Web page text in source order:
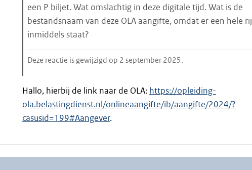
een P biljet. Wat omslachtig in deze digitale tijd. Wat is de
bestandsnaam van deze OLA aangifte, omdat er een hele rij
inmiddels staat?
Deze reactie is gewijzigd op 2 september 2025.
citaat
Hallo, hierbij de link naar de OLA: https://opleiding-
ola.belastingdienst.nl/onlineaangifte/ib/aangifte/2024/?
casusid=199#Aangever.